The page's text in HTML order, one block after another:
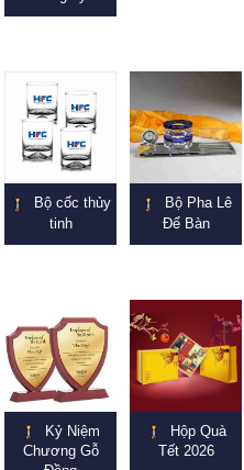
Bộ cốc thủy
tinh
Bộ Pha Lê
Để Bàn
Kỷ Niệm
Chương Gỗ
Hộp Quà
Tết 2026